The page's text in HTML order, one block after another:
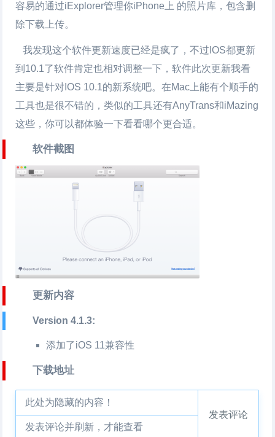
容易的通过iExplorer管理你iPhone上 的照片库，包含删
除下载上传。
我发现这个软件更新速度已经是疯了，不过IOS都更新
到10.1了软件肯定也相对调整一下，软件此次更新我看
主要是针对IOS 10.1的新系统吧。在Mac上能有个顺手的
工具也是很不错的，类似的工具还有AnyTrans和iMazing
这些，你可以都体验一下看看哪个更合适。
软件截图
更新内容
Version 4.1.3:
添加了iOS 11兼容性
下载地址
此处为隐藏的内容！
发表评论并刷新，才能查看
发表评论